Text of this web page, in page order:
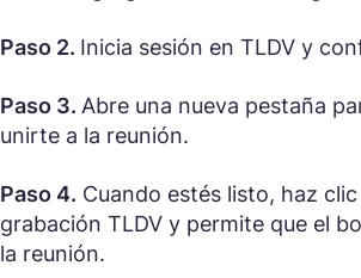
Paso 2. Inicia sesión en TLDV y
Paso 3. Abre una nueva pestaña
unirte a la reunión.
Paso 4. Cuando estés listo, haz
grabación TLDV y permite que el
la reunión.